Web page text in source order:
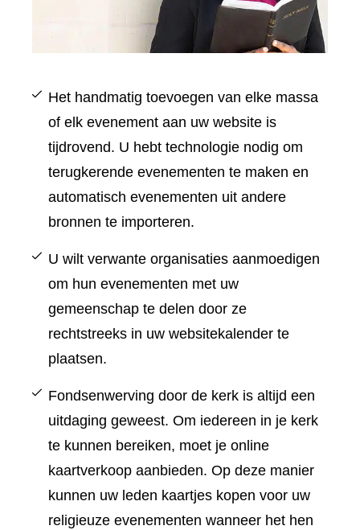
Het handmatig toevoegen van elke massa
of elk evenement aan uw website is
tijdrovend. U hebt technologie nodig om
terugkerende evenementen te maken en
automatisch evenementen uit andere
bronnen te importeren.
U wilt verwante organisaties aanmoedigen
om hun evenementen met uw
gemeenschap te delen door ze
rechtstreeks in uw websitekalender te
plaatsen.
Fondsenwerving door de kerk is altijd een
uitdaging geweest. Om iedereen in je kerk
te kunnen bereiken, moet je online
kaartverkoop aanbieden. Op deze manier
kunnen uw leden kaartjes kopen voor uw
religieuze evenementen wanneer het hen